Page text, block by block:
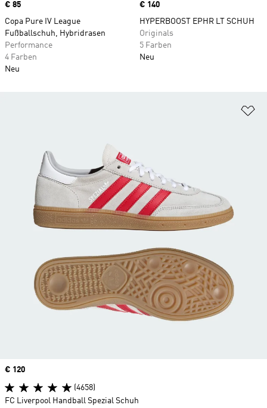
Price
€ 85
Copa Pure IV League
Fußballschuh, Hybridrasen
Performance
4 Farben
Neu
Price
€ 140
HYPERBOOST EPHR LT SCHUH
Originals
5 Farben
Neu
Price
€ 120
(4658)
FC Liverpool Handball Spezial Schuh